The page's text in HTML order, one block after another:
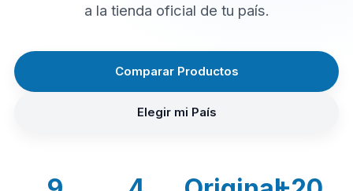
a la tienda oficial de tu país.
Comparar Productos
Elegir mi País